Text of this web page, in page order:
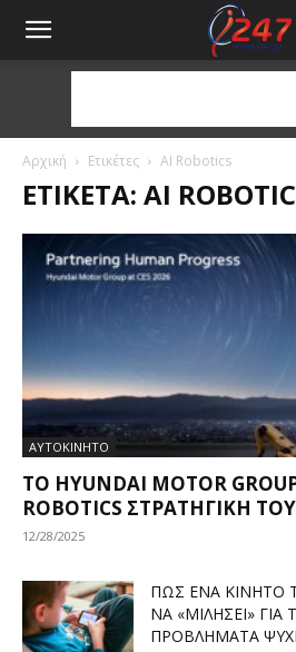
Αρχική Ετικέτες AI Robotics
ΕΤΙΚΈΤΑ: AI
ΑΥΤΟΚΙΝΗΤΟ
ΤΟ HYUNDAI MOTOR
ROBOTICS ΣΤΡΑΤΗΓΙΚΉ ΤΟΥ
12/28/2025
ΠΏΣ ΈΝΑ ΚΙΝΗΤΌ
ΝΑ «ΜΙΛΉΣΕΙ»
ΠΡΟΒΛΉΜΑΤΑ